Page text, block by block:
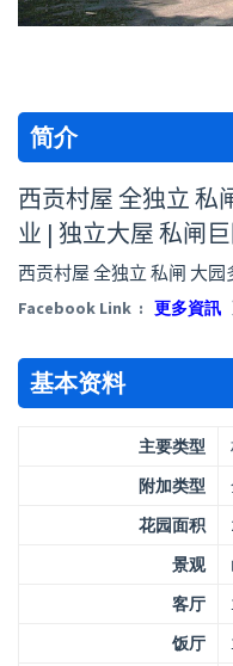
简介
西贡村屋 全独立 私
业 | 独立大屋 私闸
西贡村屋 全独立 私闸 大园
Facebook Link : 更多資訊
基本资料
主要类型
附加类型
花园面积
景观
客厅
饭厅